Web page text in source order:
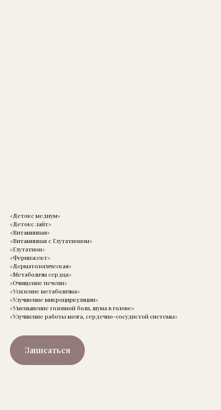
«Детокс медиум»
«Детокс лайт»
«Витаминная»
«Витаминная с Глутатионом»
«Глутатион»
«Феринжект»
«Дерматологическая»
«Метаболизм сердца»
«Очищение печени»
«Усиление метаболизма»
«Улучшение микроциркуляции»
«Уменьшение головной боли, шума в голове»
«Улучшение работы мозга, сердечно-сосудистой системы»
Записаться